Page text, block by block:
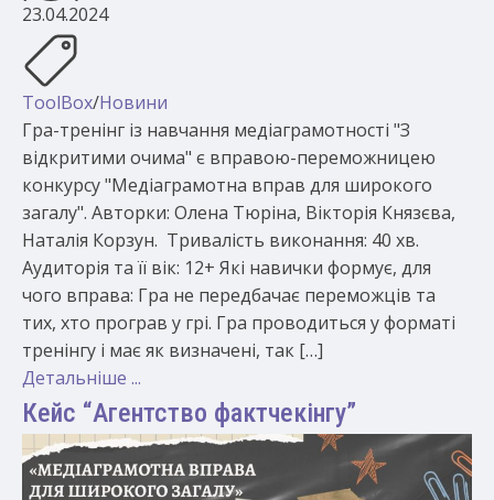
23.04.2024
ToolBox/Новини
Гра-тренінг із навчання медіаграмотності "З
відкритими очима" є вправою-переможницею
конкурсу "Медіаграмотна вправ для широкого
загалу". Авторки: Олена Тюріна, Вікторія Князєва,
Наталія Корзун. Тривалість виконання: 40 хв.
Аудиторія та її вік: 12+ Які навички формує, для
чого вправа: Гра не передбачає переможців та
тих, хто програв у грі. Гра проводиться у форматі
тренінгу і має як визначені, так […]
Детальніше ...
Кейс “Агентство фактчекінгу”